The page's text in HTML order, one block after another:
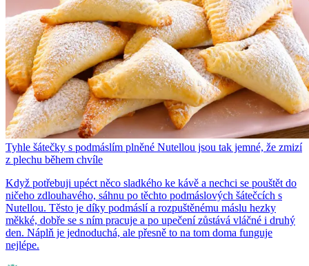
Tyhle šátečky s podmáslím plněné Nutellou jsou tak jemné, že zmizí
z plechu během chvíle
Když potřebuji upéct něco sladkého ke kávě a nechci se pouštět do
ničeho zdlouhavého, sáhnu po těchto podmáslových šátečcích s
Nutellou. Těsto je díky podmáslí a rozpuštěnému máslu hezky
měkké, dobře se s ním pracuje a po upečení zůstává vláčné i druhý
den. Náplň je jednoduchá, ale přesně to na tom doma funguje
nejlépe.